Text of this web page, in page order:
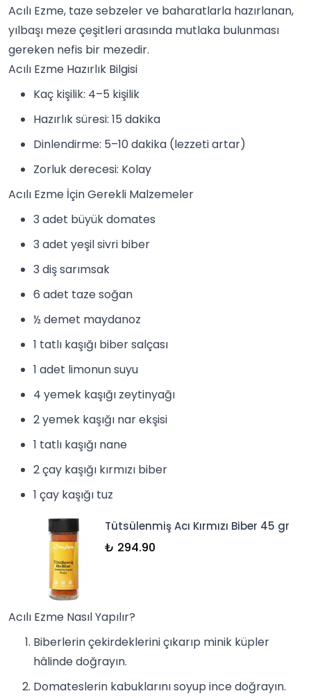
Acılı Ezme, tazesebzeler ve baharatlarla hazırlanan,
yılbaşı meze çeşitleri arasında mutlaka bulunması
gereken nefis bir mezedir.
Acılı Ezme Hazırlık Bilgisi
Kaç kişilik: 4–5 kişilik
Hazırlık süresi: 15 dakika
Dinlendirme: 5–10 dakika (lezzeti artar)
Zorluk derecesi: Kolay
Acılı Ezme İçin Gerekli Malzemeler
3 adet büyük domates
3 adet yeşil sivri biber
3 dişsarımsak
6 adet tazesoğan
½ demet maydanoz
1 tatlı kaşığı biber salçası
1 adet limonun suyu
4 yemek kaşığı zeytinyağı
2 yemek kaşığı nar ekşisi
1 tatlı kaşığı nane
2 çay kaşığı kırmızı biber
1 çay kaşığı tuz
Tütsülenmiş Acı Kırmızı Biber 45 gr
₺ 294.90
Acılı Ezme Nasıl Yapılır?
Biberlerin çekirdeklerini çıkarıp minik küpler
hâlinde doğrayın.
Domateslerin kabuklarını soyup ince doğrayın.